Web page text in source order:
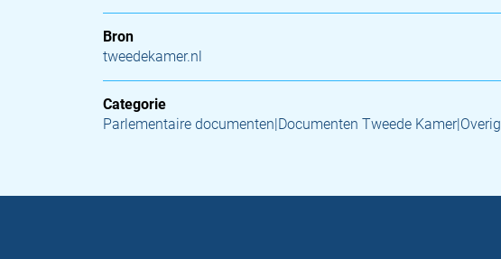
Bron
tweedekamer.nl
Categorie
Parlementaire documenten|Documenten Tweede Kamer|Overig